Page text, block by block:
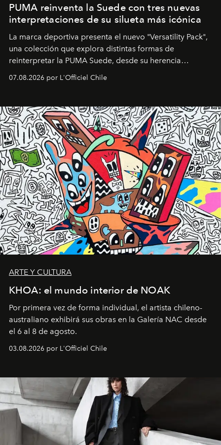
PUMA reinventa la Suede con tres nuevas
interpretaciones de su silueta más icónica
La marca deportiva presenta el nuevo "Versatility Pack",
una colección que explora distintas formas de
reinterpretar la PUMA Suede, desde su herencia
deportiva hasta una mirada moderna inspirada en el
diseño y el universo outdoor.
07.08.2026 por L'Officiel Chile
ARTE Y CULTURA
KHOA: el mundo interior de NOAK
Por primera vez de forma individual, el artista chileno-
australiano exhibirá sus obras en la Galería NAC desde
el 6 al 8 de agosto.
03.08.2026 por L'Officiel Chile